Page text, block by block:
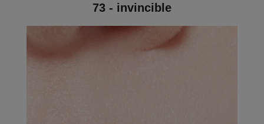
73 - invincible